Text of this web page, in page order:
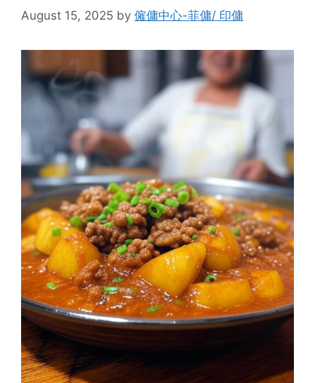
August 15, 2025 by 僱傭中心-菲傭/ 印傭